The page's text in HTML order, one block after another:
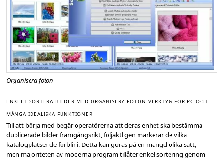
Organisera foton
ENKELT SORTERA BILDER MED ORGANISERA FOTON VERKTYG FÖR PC OCH
MÅNGA IDEALISKA FUNKTIONER
Till att börja med begär operatörerna att deras enhet ska bestämma
duplicerade bilder framgångsrikt, följaktligen markerar de vilka
katalogplatser de förblir i. Detta kan göras på en mängd olika sätt,
men majoriteten av moderna program tillåter enkel sortering genom